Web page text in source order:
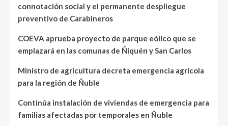
connotación social y el permanente despliegue
preventivo de Carabineros
COEVA aprueba proyecto de parque eólico que se
emplazará en las comunas de Ñiquén y San Carlos
Ministro de agricultura decreta emergencia agrícola
para la región de Ñuble
Continúa instalación de viviendas de emergencia para
familias afectadas por temporales en Ñuble